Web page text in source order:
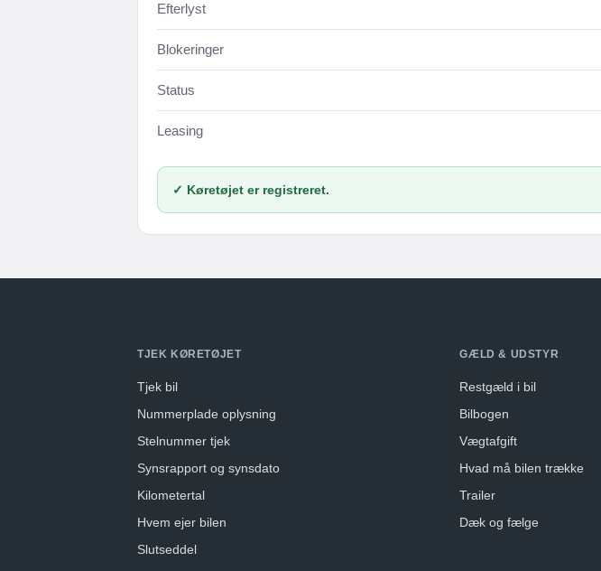
Efterlyst
Blokeringer
Status
Leasing
✓ Køretøjet er registreret.
TJEK KØRETØJET
Tjek bil
Nummerplade oplysning
Stelnummer tjek
Synsrapport og synsdato
Kilometertal
Hvem ejer bilen
Slutseddel
GÆLD & UDSTYR
Restgæld i bil
Bilbogen
Vægtafgift
Hvad må bilen trække
Trailer
Dæk og fælge